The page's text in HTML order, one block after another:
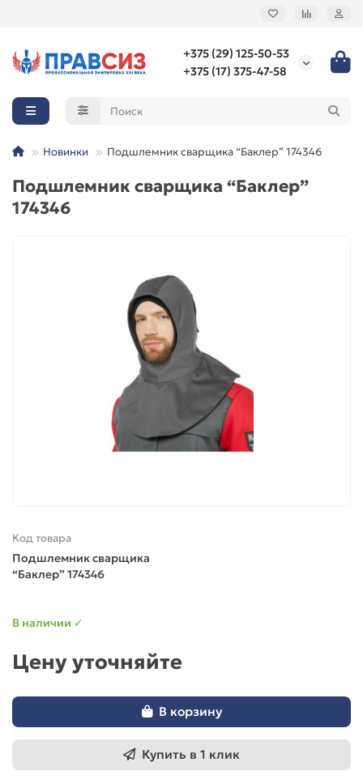
+375 (29) 125-50-53
+375 (17) 375-47-58
Новинки Подшлемник сварщика “Баклер” 174346
Подшлемник сварщика “Баклер”
174346
Код товара
Подшлемник сварщика
“Баклер” 174346
В наличии ✓
Цену уточняйте
В корзину
Купить в 1 клик